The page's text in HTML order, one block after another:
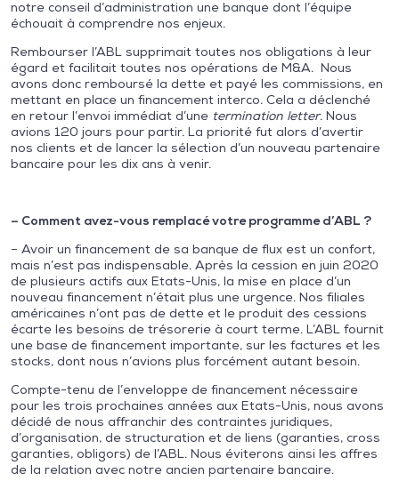
notre conseil d’administration une banque dont l’équipe
échouait à comprendre nos enjeux.
Rembourser l’ABL supprimait toutes nos obligations à leur
égard et facilitait toutes nos opérations de M&A. Nous
avons donc remboursé la dette et payé les commissions, en
mettant en place un financement interco. Cela a déclenché
en retour l’envoi immédiat d’une termination letter. Nous
avions 120 jours pour partir. La priorité fut alors d’avertir
nos clients et de lancer la sélection d’un nouveau partenaire
bancaire pour les dix ans à venir.
– Comment avez-vous remplacé votre programme d’ABL ?
– Avoir un financement de sa banque de flux est un confort,
mais n’est pas indispensable. Après la cession en juin 2020
de plusieurs actifs aux Etats-Unis, la mise en place d’un
nouveau financement n’était plus une urgence. Nos filiales
américaines n’ont pas de dette et le produit des cessions
écarte les besoins de trésorerie à court terme. L’ABL fournit
une base de financement importante, sur les factures et les
stocks, dont nous n’avions plus forcément autant besoin.
Compte-tenu de l’enveloppe de financement nécessaire
pour les trois prochaines années aux Etats-Unis, nous avons
décidé de nous affranchir des contraintes juridiques,
d’organisation, de structuration et de liens (garanties, cross
garanties, obligors) de l’ABL. Nous éviterons ainsi les affres
de la relation avec notre ancien partenaire bancaire.